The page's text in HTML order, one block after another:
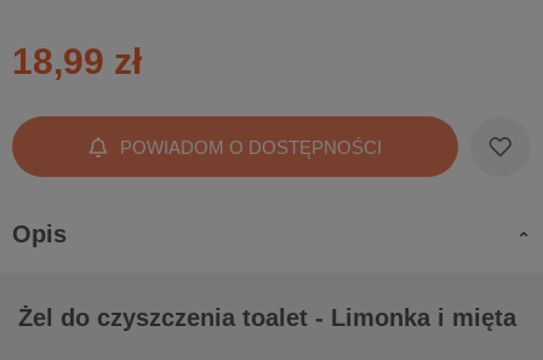
18,99 zł
POWIADOM O DOSTĘPNOŚCI
Opis
Żel do czyszczenia toalet - Limonka i mięta